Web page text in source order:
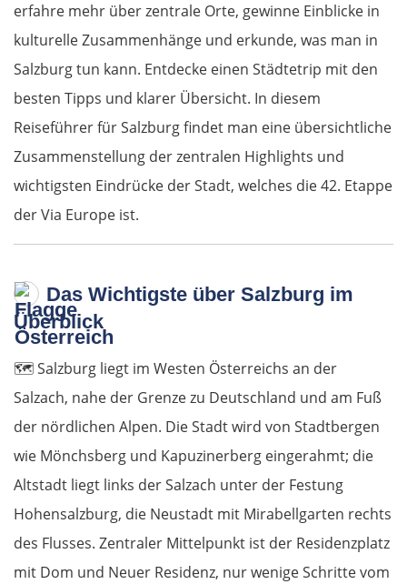
erfahre mehr über zentrale Orte, gewinne Einblicke in
kulturelle Zusammenhänge und erkunde, was man in
Salzburg tun kann. Entdecke einen Städtetrip mit den
besten Tipps und klarer Übersicht. In diesem
Reiseführer für Salzburg findet man eine übersichtliche
Zusammenstellung der zentralen Highlights und
wichtigsten Eindrücke der Stadt, welches die 42. Etappe
der Via Europe ist.
Das Wichtigste über Salzburg im
Überblick
🗺️Salzburg liegt im Westen Österreichs an der
Salzach, nahe der Grenze zu Deutschland und am Fuß
der nördlichen Alpen. Die Stadt wird von Stadtbergen
wie Mönchsberg und Kapuzinerberg eingerahmt; die
Altstadt liegt links der Salzach unter der Festung
Hohensalzburg, die Neustadt mit Mirabellgarten rechts
des Flusses. Zentraler Mittelpunkt ist der Residenzplatz
mit Dom und Neuer Residenz, nur wenige Schritte vom